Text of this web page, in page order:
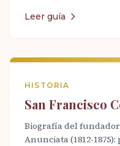
Leer guía
HISTORIA
San Francisco
Biografía del
Anunciata (1812-